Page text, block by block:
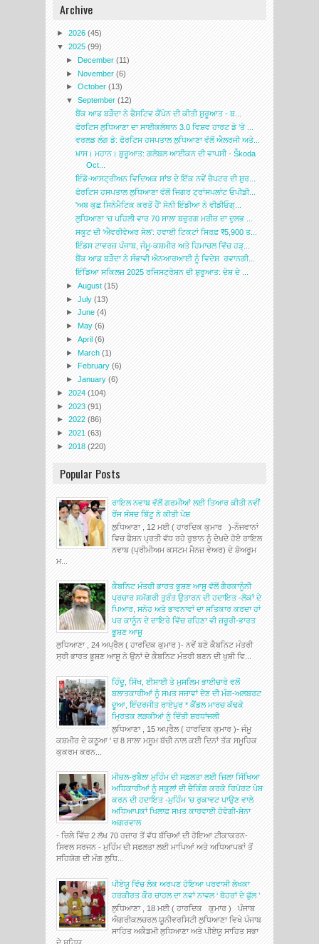
Archive
► 2026 (45)
▼ 2025 (99)
►December(11)
► November(6)
►October(13)
▼September(12)
ਬੈਂਕ ਆਫ ਬੜੌਦਾ ਨੇ ਫੈਸਟਿਵ ਕੈਂਪੇਨ ਦੀ ਕੀਤੀ ਸ਼ੁਰੂਆਤ - ਬ...
ਫੋਰਟਿਸ ਲੁਧਿਆਣਾ ਦਾ ਸਾਈਕਲੋਥਾਨ 3.0 ਵਿਸ਼ਵ ਹਾਰਟ ਡੇ ‘ਤੇ ...
ਵਰਲਡ ਲੰਗ ਡੇ: ਫੋਰਟਿਸ ਹਸਪਤਾਲ ਲੁਧਿਆਣਾ ਵੱਲੋਂ ਐਲਰਜੀ ਅਤੇ...
ਖ਼ਾਸ। ਮਹਾਨ। ਸ਼ੁਰੂਆਤ: ਗਲੋਬਲ ਆਈਕਨ ਦੀ ਵਾਪਸੀ - Škoda
Oct...
ਇੰਡੋ-ਆਸਟ੍ਰੀਅਨ ਵਿਦਿਅਕ ਸਾਂਝ ਦੇ ਇੱਕ ਨਵੇਂ ਚੈਪਟਰ ਦੀ ਸ਼ੁਰ...
ਫੋਰਟਿਸ ਹਸਪਤਾਲ ਲੁਧਿਆਣਾ ਵੱਲੋਂ ਜਿਗਰ ਟ੍ਰਾਂਸਪਲਾਂਟ ਓਪੀਡੀ...
'ਅਬ ਕੁਛ ਸਿਨੇਮੈਟਿਕ ਕਰਤੇਂ ਹੈਂ' ਸੋਨੀ ਇੰਡੀਆ ਨੇ ਵੀਡੀਓਗ੍...
ਲੁਧਿਆਣਾ ‘ਚ ਪਹਿਲੀ ਵਾਰ 70 ਸਾਲਾ ਬਜ਼ੁਰਗ ਮਰੀਜ਼ ਦਾ ਦੁਲਭ ...
ਸਕੂਟ ਦੀ ‘ਐਵਰੀਵੇਅਰ ਸੇਲ’: ਹਵਾਈ ਟਿਕਟਾਂ ਸਿਰਫ਼ ₹5,900 ਤ...
ਇੰਡਸ ਟਾਵਰਜ਼ ਪੰਜਾਬ, ਜੰਮੂ-ਕਸ਼ਮੀਰ ਅਤੇ ਹਿਮਾਚਲ ਵਿੱਚ ਹੜ੍...
ਬੈਂਕ ਆਫ਼ ਬੜੌਦਾ ਨੇ ਸੰਭਾਵੀ ਐਨਆਰਆਈ ਨੂੰ ਵਿਦੇਸ਼ ਰਵਾਨਗੀ...
ਇੰਡਿਆ ਸਕਿਲਜ਼ 2025 ਰਜਿਸਟ੍ਰੇਸ਼ਨ ਦੀ ਸ਼ੁਰੂਆਤ: ਦੇਸ਼ ਦੇ ...
►August(15)
►July(13)
►June(4)
►May(6)
►April(6)
►March(1)
►
February(6)
►January(6)
► 2024 (104)
► 2023 (91)
► 2022 (86)
► 2021 (63)
► 2018 (220)
Popular Posts
ਰਾਇਲ ਨਵਾਬ ਵੱਲੋਂ ਗਰਮੀਆਂ ਲਈ ਤਿਆਰ ਕੀਤੀ ਨਵੀਂ
ਰੇਂਜ ਸੰਸਦ ਬਿੱਟੂ ਨੇ ਕੀਤੀ ਪੇਸ਼
ਲੁਧਿਆਣਾ , 12 ਮਈ ( ਹਾਰਦਿਕ ਕੁਮਾਰ )-ਨੌਜਵਾਨਾਂ
ਵਿਚ ਫੈਸ਼ਨ ਪ੍ਰਤੀ ਵੱਧ ਰਹੇ ਰੁਝਾਨ ਨੂੰ ਦੇਖਦੇ ਹੋਏ ਰਾਇਲ
ਨਵਾਬ (ਪ੍ਰੀਮੀਅਮ ਕਸਟਮ ਮੈਨਜ਼ ਵੇਅਰ) ਦੇ ਸ਼ੋਅਰੂਮ
ਮ...
ਕੈਬਨਿਟ ਮੰਤਰੀ ਭਾਰਤ ਭੂਸ਼ਣ ਆਸ਼ੂ ਵੱਲੋਂ ਗੈਰਕਾਨੂੰਨੀ
ਪ੍ਰਚਾਰ ਸਮੱਗਰੀ ਤੁਰੰਤ ਉਤਾਰਨ ਦੀ ਹਦਾਇਤ -ਲੋਕਾਂ ਦੇ
ਪਿਆਰ, ਸਨੇਹ ਅਤੇ ਭਾਵਨਾਵਾਂ ਦਾ ਸਤਿਕਾਰ ਕਰਦਾ ਹਾਂ
ਪਰ ਕਾਨੂੰਨ ਦੇ ਦਾਇਰੇ ਵਿੱਚ ਰਹਿਣਾ ਵੀ ਜ਼ਰੂਰੀ-ਭਾਰਤ
ਭੂਸ਼ਣ ਆਸ਼ੂ
ਲੁਧਿਆਣਾ , 24 ਅਪ੍ਰੈਲ ( ਹਾਰਦਿਕ ਕੁਮਾਰ )- ਨਵੇਂ ਬਣੇ ਕੈਬਨਿਟ ਮੰਤਰੀ
ਸ੍ਰੀ ਭਾਰਤ ਭੂਸ਼ਣ ਆਸ਼ੂ ਨੇ ਉਨਾਂ ਦੇ ਕੈਬਨਿਟ ਮੰਤਰੀ ਬਣਨ ਦੀ ਖੁਸ਼ੀ ਵਿ...
ਹਿੰਦੂ, ਸਿੱਖ, ਈਸਾਈ ਤੇ ਮੁਸਲਿਮ ਭਾਈਚਾਰੇ ਵਲੋਂ
ਬਲਾਤਕਾਰੀਆਂ ਨੂੰ ਸਖ਼ਤ ਸਜ਼ਾਵਾਂ ਦੇਣ ਦੀ ਮੰਗ-ਅਲਬਰਟ
ਦੂਆ, ਇੰਦਰਜੀਤ ਰਾਏਪੁਰ * ਕੈਂਡਲ ਮਾਰਚ ਕੱਢਕੇ
ਮ੍ਰਿਤਕ ਲੜਕੀਆਂ ਨੂੰ ਦਿੱਤੀ ਸ਼ਰਧਾਂਜਲੀ
ਲੁਧਿਆਣਾ , 15 ਅਪ੍ਰੈਲ ( ਹਾਰਦਿਕ ਕੁਮਾਰ )- ਜੰਮੂ
ਕਸ਼ਮੀਰ ਦੇ ਕਠੂਆ ' ਚ 8 ਸਾਲਾ ਮਸੂਮ ਬੱਚੀ ਨਾਲ ਕਈ ਦਿਨਾਂ ਤੱਕ ਸਮੂਹਿਕ
ਕੁਕਰਮ ਕਰਨ...
ਮੀਜ਼ਲ-ਰੁਬੈਲਾ ਮੁਹਿੰਮ ਦੀ ਸਫ਼ਲਤਾ ਲਈ ਜ਼ਿਲਾ ਸਿੱਖਿਆ
ਅਧਿਕਾਰੀਆਂ ਨੂੰ ਸਕੂਲਾਂ ਦੀ ਚੈਕਿੰਗ ਕਰਕੇ ਰਿਪੋਰਟ ਪੇਸ਼
ਕਰਨ ਦੀ ਹਦਾਇਤ -ਮੁਹਿੰਮ 'ਚ ਰੁਕਾਵਟ ਪਾਉਣ ਵਾਲੇ
ਅਧਿਆਪਕਾਂ ਖਿਲਾਫ਼ ਸਖ਼ਤ ਕਾਰਵਾਈ ਹੋਵੇਗੀ-ਸ਼ੇਨਾ
ਅਗਰਵਾਲ
- ਜ਼ਿਲੇ ਵਿੱਚ 2 ਲੱਖ 70 ਹਜ਼ਾਰ ਤੋਂ ਵੱਧ ਬੱਚਿਆਂ ਦੀ ਹੋਇਆ ਟੀਕਾਕਰਨ-
ਸਿਵਲ ਸਰਜਨ - ਮੁਹਿੰਮ ਦੀ ਸਫ਼ਲਤਾ ਲਈ ਮਾਪਿਆਂ ਅਤੇ ਅਧਿਆਪਕਾਂ ਤੋਂ
ਸਹਿਯੋਗ ਦੀ ਮੰਗ ਲੁਧਿ...
ਪੀਏਯੂ ਵਿੱਚ ਲੋਕ ਅਰਪਣ ਹੋਇਆ ਪਰਵਾਸੀ ਲੇਖਕਾ
ਹਰਕੀਰਤ ਕੌਰ ਚਾਹਲ ਦਾ ਨਵਾਂ ਨਾਵਲ ‘ ਥੋਹਰਾਂ ਦੇ ਫੁੱਲ ’
ਲੁਧਿਆਣਾ , 18 ਮਈ ( ਹਾਰਦਿਕ ਕੁਮਾਰ ) ਪੰਜਾਬ
ਐਗਰੀਕਲਚਰਲ ਯੂਨੀਵਰਸਿਟੀ ਲੁਧਿਆਣਾ ਵਿਖੇ ਪੰਜਾਬ
ਸਾਹਿਤ ਅਕੈਡਮੀ ਲੁਧਿਆਣਾ ਅਤੇ ਪੀਏਯੂ ਸਾਹਿਤ ਸਭਾ